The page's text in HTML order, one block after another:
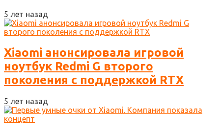
5 лет назад
Xiaomi анонсировала игровой
ноутбук Redmi G второго
поколения с поддержкой RTX
5 лет назад